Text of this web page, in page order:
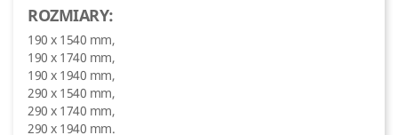
ROZMIARY:
190 x 1540 mm,
190 x 1740 mm,
190 x 1940 mm,
290 x 1540 mm,
290 x 1740 mm,
290 x 1940 mm.